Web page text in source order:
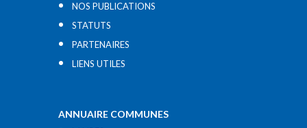
NOS PUBLICATIONS
STATUTS
PARTENAIRES
LIENS UTILES​
ANNUAIRE COMMUNES